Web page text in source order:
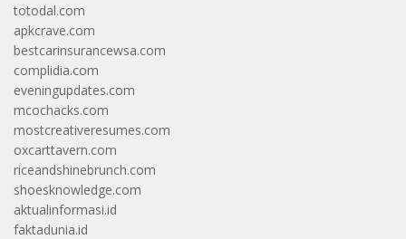
totodal.com
apkcrave.com
bestcarinsurancewsa.com
complidia.com
eveningupdates.com
mcochacks.com
mostcreativeresumes.com
oxcarttavern.com
riceandshinebrunch.com
shoesknowledge.com
aktualinformasi.id
faktadunia.id